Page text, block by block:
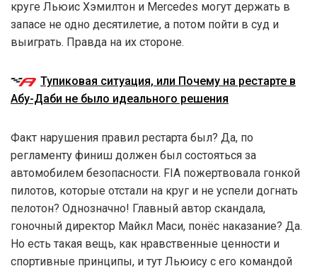
круге Льюис Хэмилтон и Mercedes могут держать в
запасе не одно десятилетие, а потом пойти в суд и
выиграть. Правда на их стороне.
Тупиковая ситуация, или Почему на рестарте в
Абу-Даби не было идеального решения
Факт нарушения правил рестарта был? Да, по
регламенту финиш должен был состояться за
автомобилем безопасности. FIA пожертвовала гонкой
пилотов, которые отстали на круг и не успели догнать
пелотон? Однозначно! Главный автор скандала,
гоночный директор Майкл Маси, понёс наказание? Да.
Но есть такая вещь, как нравственные ценности и
спортивные принципы, и тут Льюису с его командой